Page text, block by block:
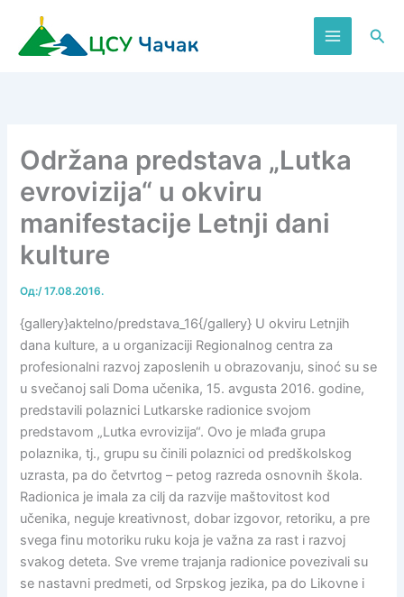
садржај
Održana predstava „Lutka
evrovizija“ u okviru
manifestacije Letnji dani
kulture
Од:/17.08.2016.
{gallery}aktelno/predstava_16{/gallery} U okviru Letnjih
dana kulture, a u organizaciji Regionalnog centra za
profesionalni razvoj zaposlenih u obrazovanju, sinoć su se
u svečanoj sali Doma učenika, 15. avgusta 2016. godine,
predstavili polaznici Lutkarske radionice svojom
predstavom „Lutka evrovizija“. Ovo je mlađa grupa
polaznika, tj., grupu su činili polaznici od predškolskog
uzrasta, pa do četvrtog – petog razreda osnovnih škola.
Radionica je imala za cilj da razvije maštovitost kod
učenika, neguje kreativnost, dobar izgovor, retoriku, a pre
svega finu motoriku ruku koja je važna za rast i razvoj
svakog deteta. Sve vreme trajanja radionice povezivali su
se nastavni predmeti, od Srpskog jezika, pa do Likovne i